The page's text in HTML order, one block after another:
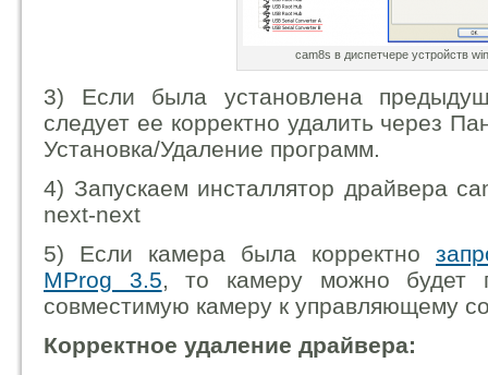
cam8s в диспетчере устройств
3) Если была установлена
следует ее корректно удалить через
Установка/Удаление программ.
4) Запускаем инсталлятор драйвера
next-next
5) Если камера была корректно
MProg 3.5, то камеру можно будет
совместимую камеру к управляющему
Корректное удаление драйвера: